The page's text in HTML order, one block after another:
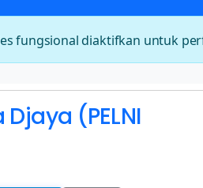
(PELNI
fungsional diaktifkan untuk